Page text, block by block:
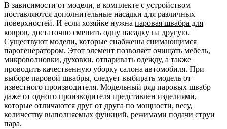
В зависимости от модели, в комплекте с устройством
поставляются дополнительные насадки для различных
поверхностей. И если хозяйке нужна паровая швабра для
ковров, достаточно сменить одну насадку на другую.
Существуют модели, которые снабжены снимающимся
парогенератором. Этот элемент позволяет очищать мебель,
микроволновки, духовки, отпаривать одежду, а также
проводить качественную уборку салона автомобиля. При
выборе паровой швабры, следует выбирать модель от
известного производителя. Модельный ряд паровых швабр
даже от одного производителя представлен изделиями,
которые отличаются друг от друга по мощности, весу,
количеству выполняемых функций, режимами подачи струи
пара.